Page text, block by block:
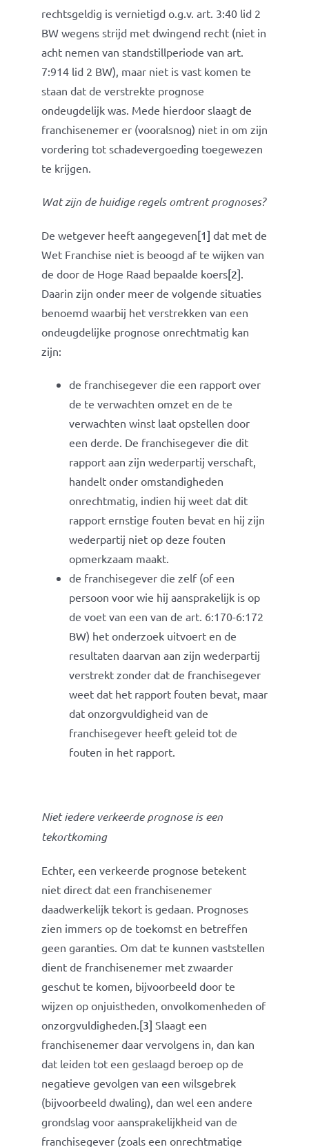
rechtsgeldig is vernietigd o.g.v. art. 3:40 lid 2
BW wegens strijd met dwingend recht (niet in
acht nemen van standstillperiode van art.
7:914 lid 2 BW), maar niet is vast komen te
staan dat de verstrekte prognose
ondeugdelijk was. Mede hierdoor slaagt de
franchisenemer er (vooralsnog) niet in om zijn
vordering tot schadevergoeding toegewezen
te krijgen.
Wat zijn de huidige regels omtrent prognoses?
De wetgever heeft aangegeven[1] dat met de
Wet Franchise niet is beoogd af te wijken van
de door de Hoge Raad bepaalde koers[2].
Daarin zijn onder meer de volgende situaties
benoemd waarbij het verstrekken van een
ondeugdelijke prognose onrechtmatig kan
zijn:
de franchisegever die een rapport over
de te verwachten omzet en de te
verwachten winst laat opstellen door
een derde. De franchisegever die dit
rapport aan zijn wederpartij verschaft,
handelt onder omstandigheden
onrechtmatig, indien hij weet dat dit
rapport ernstige fouten bevat en hij zijn
wederpartij niet op deze fouten
opmerkzaam maakt.
de franchisegever die zelf (of een
persoon voor wie hij aansprakelijk is op
de voet van een van de art. 6:170-6:172
BW) het onderzoek uitvoert en de
resultaten daarvan aan zijn wederpartij
verstrekt zonder dat de franchisegever
weet dat het rapport fouten bevat, maar
dat onzorgvuldigheid van de
franchisegever heeft geleid tot de
fouten in het rapport.
Niet iedere verkeerde prognose is een
tekortkoming
Echter, een verkeerde prognose betekent
niet direct dat een franchisenemer
daadwerkelijk tekort is gedaan. Prognoses
zien immers op de toekomst en betreffen
geen garanties. Om dat te kunnen vaststellen
dient de franchisenemer met zwaarder
geschut te komen, bijvoorbeeld door te
wijzen op onjuistheden, onvolkomenheden of
onzorgvuldigheden.[3] Slaagt een
franchisenemer daar vervolgens in, dan kan
dat leiden tot een geslaagd beroep op de
negatieve gevolgen van een wilsgebrek
(bijvoorbeeld dwaling), dan wel een andere
grondslag voor aansprakelijkheid van de
franchisegever (zoals een onrechtmatige